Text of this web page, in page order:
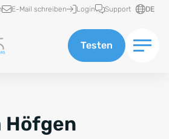
E-Mail schreiben Login Support DE
Testen
Höfgen